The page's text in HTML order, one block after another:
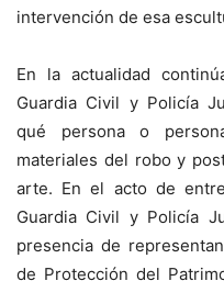
intervención de esa
En la actualidad
Guardia Civil y Policía
qué persona o
materiales del robo y
arte. En el acto de
Guardia Civil y Policía
presencia de
de Protección del